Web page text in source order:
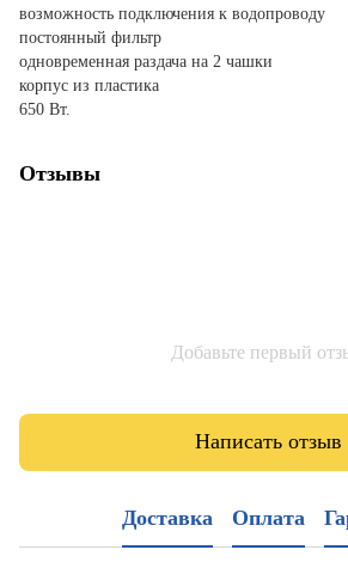
возможность подключения к водопроводу
постоянный фильтр
одновременная раздача на 2 чашки
корпус из пластика
650 Вт.
Отзывы
Добавьте первый
Написать отзыв
Доставка Оплата